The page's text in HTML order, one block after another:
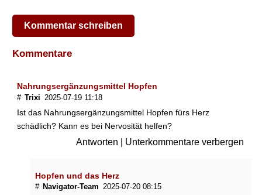
Kommentar schreiben
Kommentare
Nahrungsergänzungsmittel Hopfen
# Trixi 2025-07-19 11:18
Ist das Nahrungsergänzungsmittel Hopfen fürs Herz
schädlich? Kann es bei Nervosität helfen?
Antworten Unterkommentare verbergen
Hopfen und das Herz
# Navigator-Team 2025-07-20 08:15
e
n
i
m
ö
g
l